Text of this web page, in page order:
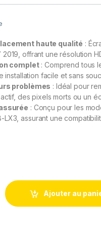
haute qualité :
offrant une résolution
complet: Comprend tous
installation facile et sans
problèmes : Idéal pour
des pixels morts ou un
: Conçu pour les
LX3, assurant une
pour Huawei
Ajouter au